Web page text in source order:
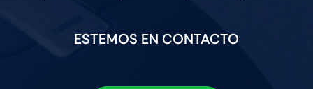
ESTEMOS EN CONTACTO